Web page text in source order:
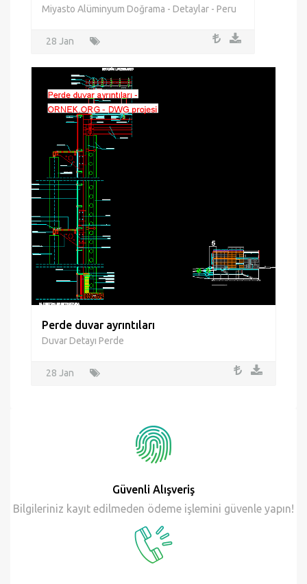
Miyasto Alüminyum Doğrama - Detaylar - Peru
28 Jan
Perde duvar ayrıntıları
Duvar Detayı Perde
28 Jan
Güvenli Alışveriş
Bilgileriniz kayıt edilmeden ödeme işlemini güvenle yapın!